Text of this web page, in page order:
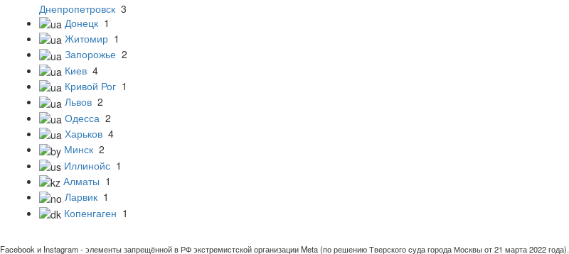
Днепропетровск 3
Донецк 1
Житомир 1
Запорожье 2
Киев 4
Кривой Рог 1
Львов 2
Одесса 2
Харьков 4
Минск 2
Иллинойс 1
Алматы 1
Ларвик 1
Копенгаген 1
Facebook и Instagram - элементы запрещённой в РФ экстремистской организации Meta (по решению Тверского суда города Москвы от 21 марта 2022 года).